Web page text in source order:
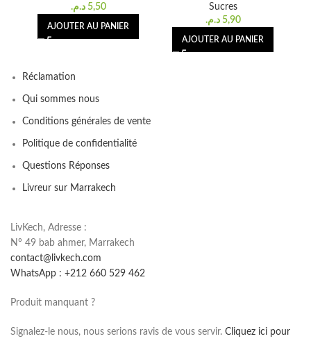
5,50 د.م.
AJOUTER AU PANIER
Sucres
5,90 د.م.
AJOUTER AU PANIER
Réclamation
Qui sommes nous
Conditions générales de vente
Politique de confidentialité
Questions Réponses
Livreur sur Marrakech
LivKech, Adresse :
N° 49 bab ahmer, Marrakech
contact@livkech.com
WhatsApp : +212 660 529 462
Produit manquant ?
Signalez-le nous, nous serions ravis de vous servir. Cliquez ici pour